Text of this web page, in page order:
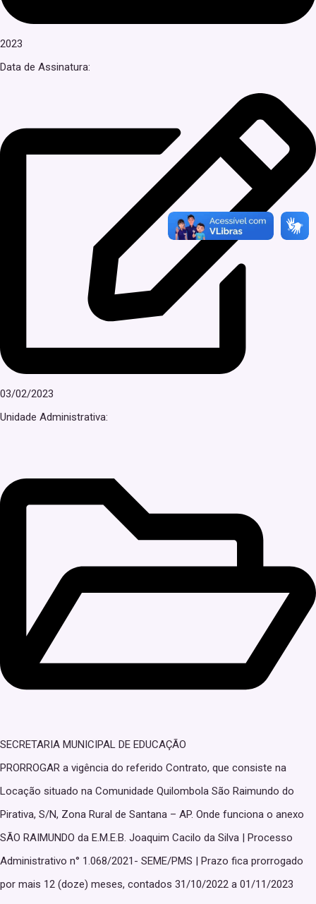
2023
Data de Assinatura:
03/02/2023
Unidade Administrativa:
SECRETARIA MUNICIPAL DE EDUCAÇÃO
PRORROGAR a vigência do referido Contrato, que consiste na
Locação situado na Comunidade Quilombola São Raimundo do
Pirativa, S/N, Zona Rural de Santana – AP. Onde funciona o anexo
SÃO RAIMUNDO da E.M.E.B. Joaquim Cacilo da Silva | Processo
Administrativo n° 1.068/2021- SEME/PMS | Prazo fica prorrogado
por mais 12 (doze) meses, contados 31/10/2022 a 01/11/2023